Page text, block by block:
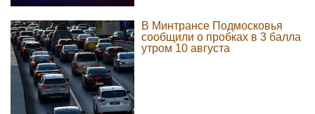
В Минтрансе Подмосковья
сообщили о пробках в 3 балла
утром 10 августа